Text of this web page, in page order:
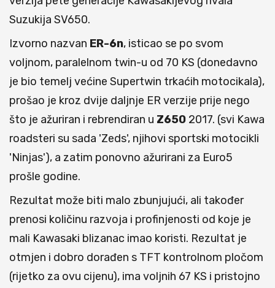
Suzukija SV650.
Izvorno nazvan ER-6n, isticao se po svom
voljnom, paralelnom twin-u od 70 KS (donedavno
je bio temelj većine Supertwin trkaćih motocikala),
prošao je kroz dvije daljnje ER verzije prije nego
što je ažuriran i rebrendiran u Z650 2017. (svi Kawa
roadsteri su sada 'Zeds', njihovi sportski motocikli
'Ninjas'), a zatim ponovno ažurirani za Euro5
prošle godine.
Rezultat može biti malo zbunjujući, ali također
prenosi količinu razvoja i profinjenosti od koje je
mali Kawasaki blizanac imao koristi. Rezultat je
otmjen i dobro dorađen s TFT kontrolnom pločom
(rijetko za ovu cijenu), ima voljnih 67 KS i pristojno